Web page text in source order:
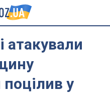
атакували
у